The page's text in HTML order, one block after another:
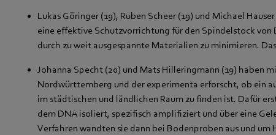
Lukas Göringer (19), Ruben Scheer (19) und Michael
eine effektive Schutzvorrichtung für den Spindelstock von
durch zu weit ausgespannte Materialien zu minimieren.
Johanna Specht (20) und Mats Hilleringmann (19) haben
Nordwürttemberg und der experimenta erforscht, ob ein
im städtischen und ländlichen Raum zu finden ist. Dafür
dem DNA isoliert, spezifisch amplifiziert und über eine
Verfahren wandten sie dann bei Bodenproben aus und um